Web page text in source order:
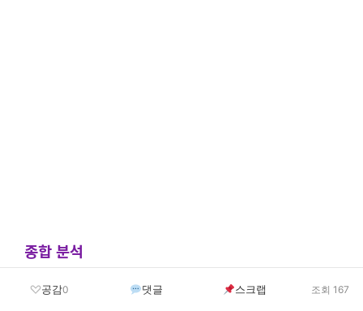
종합 분석
각 방법은 장단점이 있으며, 개인의 재정 상황과 건강
공감0 댓글 스크랩 조회 167